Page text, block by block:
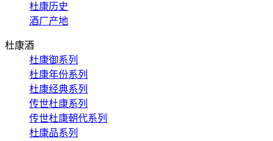
杜康历史
酒厂产地
杜康酒
杜康御系列
杜康年份系列
杜康经典系列
传世杜康系列
传世杜康朝代系列
杜康品系列